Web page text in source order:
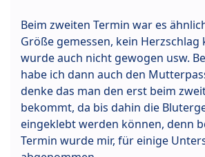
Beim zweiten Termin war es
Größe gemessen, kein
wurde auch nicht gewogen usw.
habe ich dann auch den
denke das man den erst beim
bekommt, da bis dahin die
eingeklebt werden können, denn
Termin wurde mir, für einige